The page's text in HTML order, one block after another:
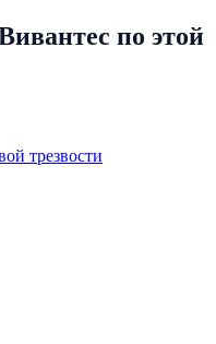
по этой
трезвости